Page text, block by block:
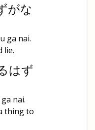
がな
ga nai.
lie.
はず
nai.
thing to